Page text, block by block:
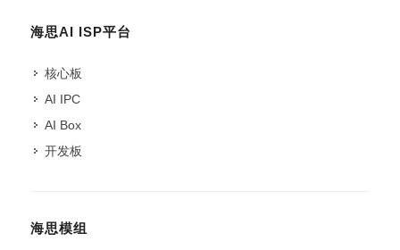
海思AI ISP平台
核心板
AI IPC
AI Box
开发板
海思模组